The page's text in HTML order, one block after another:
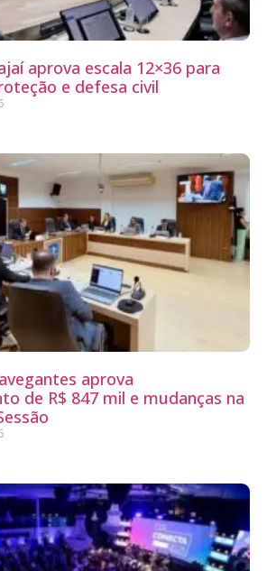
aprova escala 12×36 para
e defesa civil
aprova
de R$ 847 mil e mudanças na